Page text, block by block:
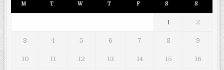
M T W T F S S
1 2
3 4 5 6 7 8 9
10 11 12 13 14 15 16